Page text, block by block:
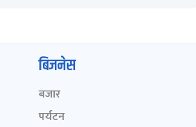
बिजनेस
बजार
पर्यटन